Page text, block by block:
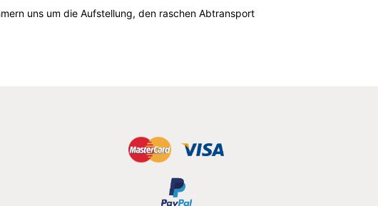
uns um die Aufstellung, den raschen Abtransport